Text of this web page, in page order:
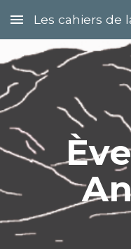
Skip to main content
Les cahiers de